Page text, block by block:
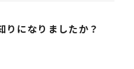
りになりましたか？